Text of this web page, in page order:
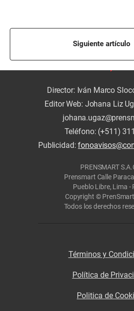
Siguiente artículo
Director: Iván Marco
Editor Web: Johana Liz
Teléfono: (+511)
Publicidad:
PRENSMART
Prensmart Calle
Pueblo Libre, Lima -
Copyright ©
Todos los derechos
Términos y
Política de
Politica de